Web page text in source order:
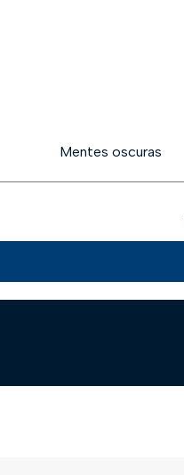
Mentes oscuras